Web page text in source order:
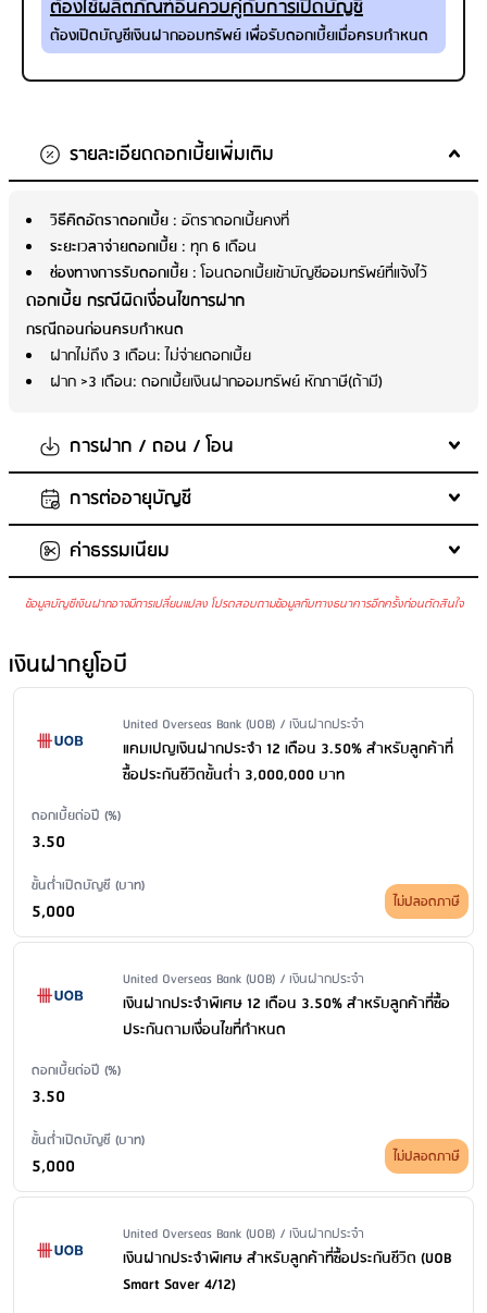
ต้องใช้ผลิตภัณฑ์อื่นควบคู่กับการเปิดบัญชี
ต้องเปิดบัญชีเงินฝากออมทรัพย์ เพื่อรับดอกเบี้ยเมื่อครบกำหนด
รายละเอียดดอกเบี้ยเพิ่มเติม
วิธีคิดอัตราดอกเบี้ย : อัตราดอกเบี้ยคงที่
ระยะเวลาจ่ายดอกเบี้ย : ทุก 6 เดือน
ช่องทางการรับดอกเบี้ย : โอนดอกเบี้ยเข้าบัญชีออมทรัพย์ที่แจ้งไว้
ดอกเบี้ย กรณีผิดเงื่อนไขการฝาก
กรณีถอนก่อนครบกำหนด
ฝากไม่ถึง 3 เดือน: ไม่จ่ายดอกเบี้ย
ฝาก >3 เดือน: ดอกเบี้ยเงินฝากออมทรัพย์ หักภาษี(ถ้ามี)
การฝาก / ถอน / โอน
จำนวนเงินในการฝากขั้นต่ำต่อครั้ง
จำนวนเงินในการฝากสูงสุด
ฝากเพิ่มในบัญชีเดิม
ถอนเงินก่อนครบกำหนด
: ไม่ได้
การต่ออายุบัญชี
ต่ออายุเงินฝากเป็นประเภทเดิม
ค่าธรรมเนียม
ค่ารักษาบัญชี
: 300 บาท/เดือน เมื่อมียอดคงเหลือในบัญชีต่ำกว่า
200,000 บาท
ค่าบริการแจ้งยอดเงินและความเคลื่อนไหวของบัญชีผ่าน SMS
ค่าธรรมเนียม
ค่าธรรมเนียมออกสมุดคู่ฝากใหม่: ไม่มีค่าธรรมเนียม
ค่าธรรมเนียมขอใบแสดงรายการเคลื่อนไหวทางบัญชีเงินฝาก ผ่าน
: ขอใบแสดงรายการย้อนหลังน้อยกว่า 6 เดือน: ตามอัตราที่กำหนด
ขอใบแสดงรายการย้อนหลังตั้งแต่ 6 เดือน - 2 ปี: ไม่มีบริการ ขอใบแสดง
รายการย้อนหลังมากว่า 2 ปี: ไม่มีบริการ เงื่อนไข: 100 บาท/เดือน/ลูกค้า
สำหรับลูกค้าซิตี้แบงก์กิ้ง โดยสามารถขอย้อนหลังได้ไม่เกิน 6 เดือนกรณีขอ
ใบแจ้งสรุปยอดบัญชีน้อยกว่า 1 เดือน คิดค่าธรรมเนียมเท่ากับ 1 เดือน
ค่าธรรมเนียมปิดบัญชี
ข้อมูลบัญชีเงินฝากอาจมีการเปลี่ยนแปลง โปรดสอบถามข้อมูลกับทางธนาคารอีกครั้งก่อนตัดสินใจ
เงินฝากยูโอบี
Issuer Name / Financial Product Type
United Overseas Bank (UOB) / เงินฝากประจำ
แคมเปญเงินฝากประจำ 12 เดือน 3.50% สำหรับลูกค้าที่
ซื้อประกันชีวิตขั้นต่ำ 3,000,000 บาท
ดอกเบี้ยต่อปี (%)
3.50
ขั้นต่ำเปิดบัญชี (บาท)
5,000 ไม่ปลอดภาษี
Issuer Name / Financial Product Type
United Overseas Bank (UOB) / เงินฝากประจำ
เงินฝากประจำพิเศษ 12 เดือน 3.50% สำหรับลูกค้าที่ซื้อ
ประกันตามเงื่อนไขที่กำหนด
ดอกเบี้ยต่อปี (%)
3.50
ขั้นต่ำเปิดบัญชี (บาท)
5,000 ไม่ปลอดภาษี
Issuer Name / Financial Product Type
United Overseas Bank (UOB) / เงินฝากประจำ
เงินฝากประจำพิเศษ สำหรับลูกค้าที่ซื้อประกันชีวิต (UOB
Smart Saver 4/12)